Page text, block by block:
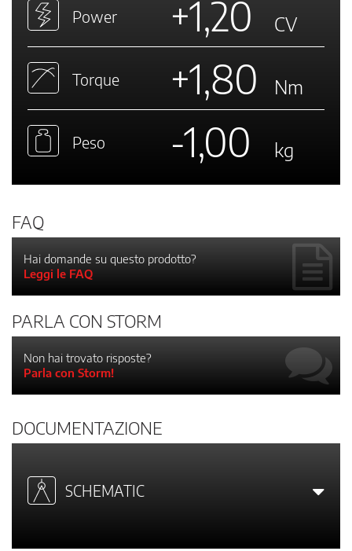
Power +1,20 CV
Torque +1,80 Nm
Peso -1,00 kg
FAQ
Hai domande su questo prodotto?
Leggi le FAQ
PARLA CON STORM
Non hai trovato risposte?
Parla con Storm!
DOCUMENTAZIONE
SCHEMATIC